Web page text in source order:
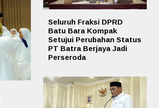
Seluruh Fraksi DPRD
Batu Bara Kompak
Setujui Perubahan Status
PT Batra Berjaya Jadi
Perseroda